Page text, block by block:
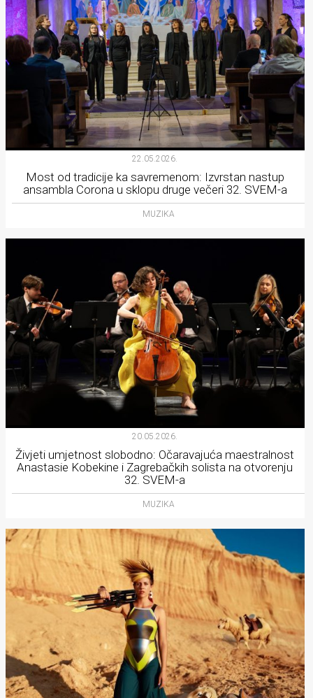
22.05.2026.
Most od tradicije ka savremenom: Izvrstan nastup
ansambla Corona u sklopu druge večeri 32. SVEM-a
MUZIKA
20.05.2026.
Živjeti umjetnost slobodno: Očaravajuća maestralnost
Anastasie Kobekine i Zagrebačkih solista na otvorenju
32. SVEM-a
MUZIKA